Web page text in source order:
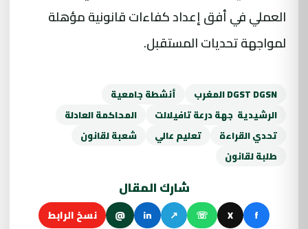
العملي في أفق إعداد كفاءات قانونية مؤهلة
لمواجهة تحديات المستقبل.
DGST DGSN المغرب
أنشطة جامعية
الرشيدية جهة درعة تافيلالت
المحاكمة العادلة
تحدي القراءة
تعليم عالي
شعبة لقانون
طلبة لقانون
شارك المقال
f
X
☏
↗
in
@ نسخ الرابط